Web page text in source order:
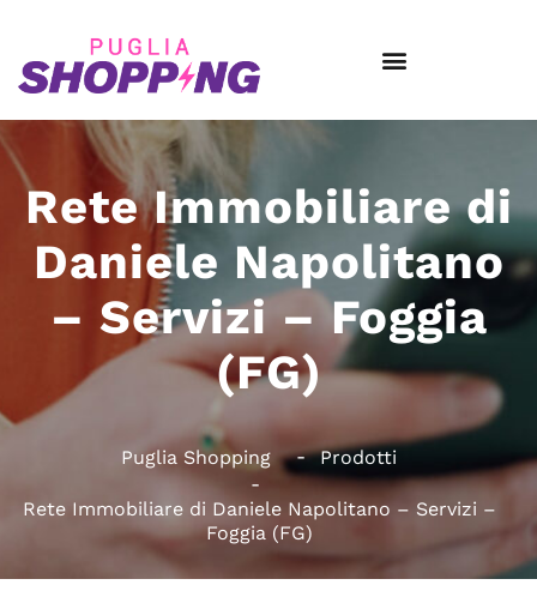
Rete Immobiliare di
Daniele Napolitano
– Servizi – Foggia
(FG)
Puglia Shopping Prodotti
Rete Immobiliare di Daniele Napolitano – Servizi –
Foggia (FG)